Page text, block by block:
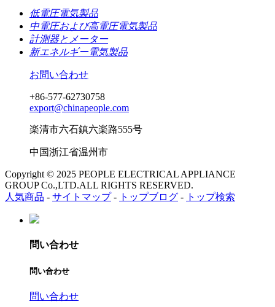
低電圧電気製品
中電圧および高電圧電気製品
計測器とメーター
新エネルギー電気製品
お問い合わせ
+86-577-62730758
export@chinapeople.com
楽清市六石鎮六楽路555号
中国浙江省温州市
Copyright © 2025 PEOPLE ELECTRICAL APPLIANCE
GROUP Co.,LTD.ALL RIGHTS RESERVED.
人気商品 - サイトマップ- トップブログ - トップ検索
問い合わせ
問い合わせ
問い合わせ